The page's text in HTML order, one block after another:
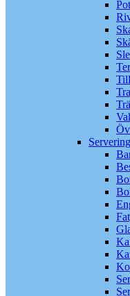
Servering